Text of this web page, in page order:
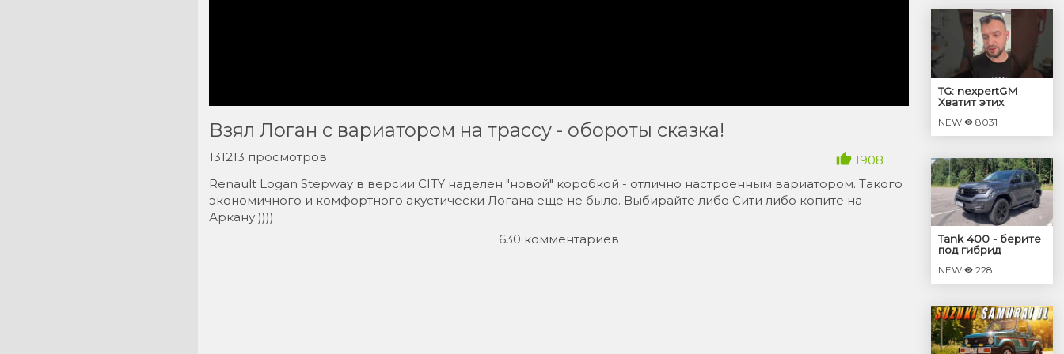
Взял Логан с вариатором на трассу - обороты сказка!
131213 просмотров
1908
Renault Logan Stepway в версии CITY наделен "новой" коробкой - отлично настроенным вариатором. Такого
экономичного и комфортного акустически Логана еще не было. Выбирайте либо Сити либо копите на
Аркану )))).
630 комментариев
TG: nexpertGM
Хватит этих
соплей! #shorts
#георгиймедведев
NEW 8031
Tank 400 - берите
под гибрид
NEW 228